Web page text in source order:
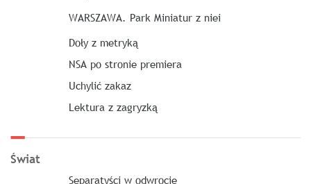
WARSZAWA. Park Miniatur z niei
Doły z metryką
NSA po stronie premiera
Uchylić zakaz
Lektura z zagryzką
Świat
Separatyści w odwrocie